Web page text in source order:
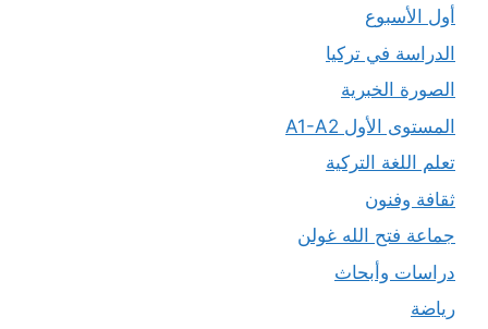
أول الأسبوع
الدراسة في تركيا
الصورة الخبرية
المستوى الأول A1-A2
تعلم اللغة التركية
ثقافة وفنون
جماعة فتح الله غولن
دراسات وأبحاث
رياضة